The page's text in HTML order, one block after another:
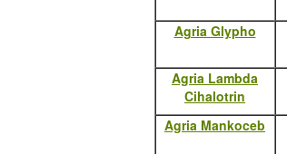
Agria Glypho
Agria Lambda
Cihalotrin
Agria Mankoceb